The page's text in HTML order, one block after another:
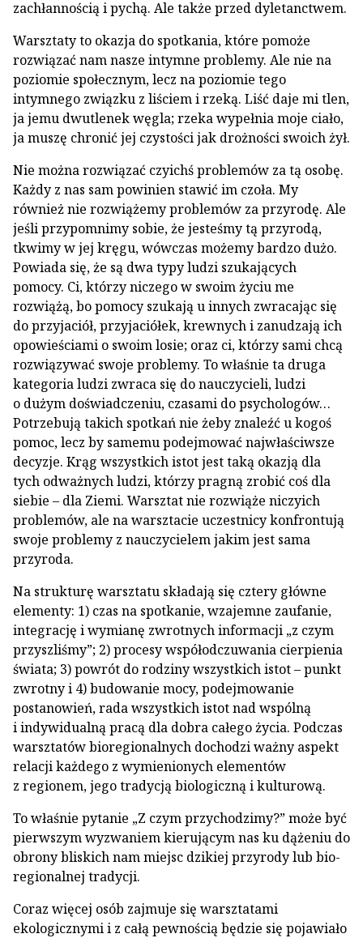
zachłannością i pychą. Ale także przed dyletanctwem.
Warsztaty to okazja do spotkania, które pomoże
rozwiązać nam nasze intymne problemy. Ale nie na
poziomie społecznym, lecz na poziomie tego
intymnego związku z liściem i rzeką. Liść daje mi tlen,
ja jemu dwutlenek węgla; rzeka wypełnia moje ciało,
ja muszę chronić jej czystości jak drożności swoich żył.
Nie można rozwiązać czyichś problemów za tą osobę.
Każdy z nas sam powinien stawić im czoła. My
również nie rozwiążemy problemów za przyrodę. Ale
jeśli przypomnimy sobie, że jesteśmy tą przyrodą,
tkwimy w jej kręgu, wówczas możemy bardzo dużo.
Powiada się, że są dwa typy ludzi szukających
pomocy. Ci, którzy niczego w swoim życiu me
rozwiążą, bo pomocy szukają u innych zwracając się
do przyjaciół, przyjaciółek, krewnych i zanudzają ich
opowieściami o swoim losie; oraz ci, którzy sami chcą
rozwiązywać swoje problemy. To właśnie ta druga
kategoria ludzi zwraca się do nauczycieli, ludzi
o dużym doświadczeniu, czasami do psychologów…
Potrzebują takich spotkań nie żeby znaleźć u kogoś
pomoc, lecz by samemu podejmować najwłaściwsze
decyzje. Krąg wszystkich istot jest taką okazją dla
tych odważnych ludzi, którzy pragną zrobić coś dla
siebie – dla Ziemi. Warsztat nie rozwiąże niczyich
problemów, ale na warsztacie uczestnicy konfrontują
swoje problemy z nauczycielem jakim jest sama
przyroda.
Na strukturę warsztatu składają się cztery główne
elementy: 1) czas na spotkanie, wzajemne zaufanie,
integrację i wymianę zwrotnych informacji „z czym
przyszliśmy”; 2) procesy współodczuwania cierpienia
świata; 3) powrót do rodziny wszystkich istot – punkt
zwrotny i 4) budowanie mocy, podejmowanie
postanowień, rada wszystkich istot nad wspólną
i indywidualną pracą dla dobra całego życia. Podczas
warsztatów bioregionalnych dochodzi ważny aspekt
relacji każdego z wymienionych elementów
z regionem, jego tradycją biologiczną i kulturową.
To właśnie pytanie „Z czym przychodzimy?” może być
pierwszym wyzwaniem kierującym nas ku dążeniu do
obrony bliskich nam miejsc dzikiej przyrody lub bio-
regionalnej tradycji.
Coraz więcej osób zajmuje się warsztatami
ekologicznymi i z całą pewnością będzie się pojawiało